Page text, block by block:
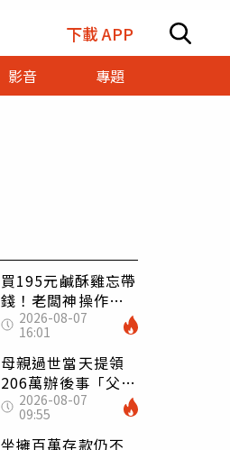
下載 APP
影音 專題
買195元鹹酥雞忘帶
錢！老闆神操作
「倒找5元」 全網
看哭：這就是台灣
2026-08-07
16:01
母親過世當天提領
206萬辦後事「父子
遭判刑」 律師：
搶錢先下手是罪
2026-08-07
09:55
坐擁百萬存款仍不